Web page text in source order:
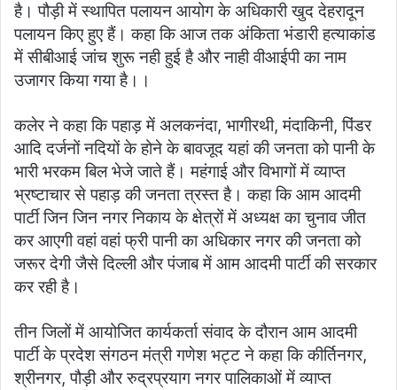
है। पौड़ी में स्थापित पलायन आयोग के अधिकारी खुद देहरादून
पलायन किए हुए हैं। कहा कि आज तक अंकिता भंडारी हत्याकांड
में सीबीआई जांच शुरू नही हुई है और नाही वीआईपी का नाम
उजागर किया गया है।।
कलेर ने कहा कि पहाड़ में अलकनंदा, भागीरथी, मंदाकिनी, पिंडर
आदि दर्जनों नदियों के होने के बावजूद यहां की जनता को पानी के
भारी भरकम बिल भेजे जाते हैं। महंगाई और विभागों में व्याप्त
भ्रष्टाचार से पहाड़ की जनता त्रस्त है। कहा कि आम आदमी
पार्टी जिन जिन नगर निकाय के क्षेत्रों में अध्यक्ष का चुनाव जीत
कर आएगी वहां वहां फ्री पानी का अधिकार नगर की जनता को
जरूर देगी जैसे दिल्ली और पंजाब में आम आदमी पार्टी की सरकार
कर रही है।
तीन जिलों में आयोजित कार्यकर्ता संवाद के दौरान आम आदमी
पार्टी के प्रदेश संगठन मंत्री गणेश भट्ट ने कहा कि कीर्तिनगर,
श्रीनगर, पौड़ी और रुद्रप्रयाग नगर पालिकाओं में व्याप्त